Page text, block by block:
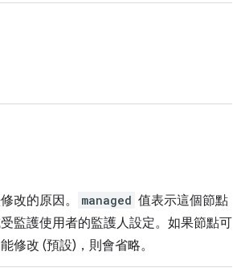
改的原因。 managed 值表示這個節點
監護使用者的監護人設定。如果節點可
修改 (預設)，則會省略。